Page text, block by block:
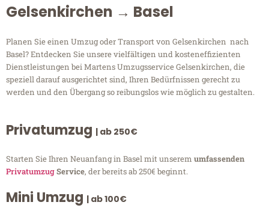
Gelsenkirchen → Basel
Planen Sie einen Umzug oder Transport von Gelsenkirchen nach
Basel? Entdecken Sie unsere vielfältigen und kosteneffizienten
Dienstleistungen bei Martens Umzugsservice Gelsenkirchen, die
speziell darauf ausgerichtet sind, Ihren Bedürfnissen gerecht zu
werden und den Übergang so reibungslos wie möglich zu gestalten.
Privatumzug | ab 250€
Starten Sie Ihren Neuanfang in Basel mit unserem umfassenden
PrivatumzugService, der bereits ab 250€ beginnt.
Mini Umzug | ab 100€